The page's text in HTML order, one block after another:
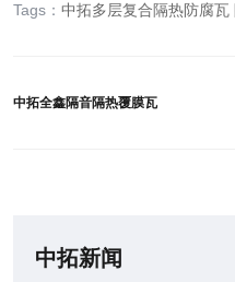
Tags： 中拓多层复合隔热防腐瓦
中拓全鑫隔音隔热覆膜瓦
中拓新闻